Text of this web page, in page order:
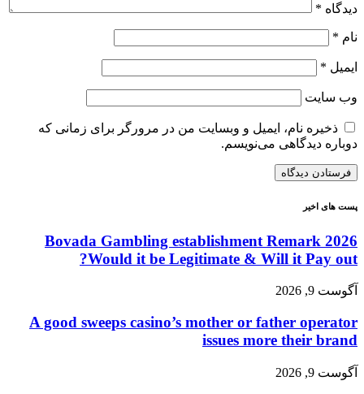
دیدگاه *
نام *
ایمیل *
وب‌ سایت
ذخیره نام، ایمیل و وبسایت من در مرورگر برای زمانی که
دوباره دیدگاهی می‌نویسم.
پست های اخیر
Bovada Gambling establishment Remark 2026
Would it be Legitimate & Will it Pay out?
آگوست 9, 2026
A good sweeps casino’s mother or father operator
issues more their brand
آگوست 9, 2026